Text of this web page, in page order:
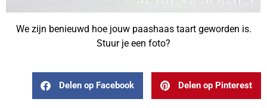
We zijn benieuwd hoe jouw paashaas taart geworden is.
Stuur je een foto?
Delen op Facebook Delen op Pinterest